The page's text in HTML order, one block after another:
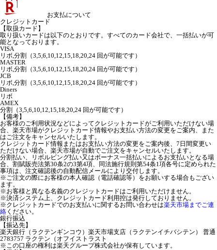
お支払について
クレジットカード
【取扱カード】
取り扱いカードは以下のとおりです。すべてのカード会社で、一括払いが可
能となっております。
VISA
リボ,分割（3,5,6,10,12,15,18,20,24 回が可能です）
MASTER
リボ,分割（3,5,6,10,12,15,18,20,24 回が可能です）
JCB
リボ,分割（3,5,6,10,12,15,18,20,24 回が可能です）
Diners
リボ
AMEX
分割（3,5,6,10,12,15,18,20,24 回が可能です）
【備考】
お客様のご利用状況などによってクレジットカードがご利用いただけない場
合、楽天市場がクレジットカード情報やお支払い方法の変更をご案内、また
はご注文をキャンセルいたします。
クレジットカード情報またはお支払い方法の変更をご案内後、7日間変更い
ただけない場合、楽天市場が自動でご注文をキャンセルいたします。
分割払い、リボルビング払い又はボーナス一括払いによるお支払いとなる場
合、割賦販売法第30条2の3第4項、同法施行規則第54条1項各号に定められた
事項は、注文確認後の自動配信メールにより交付します。
※ご注文の際にお客様の本人確認（電話確認等）をお願いする場合もござい
ます。
※お客様と異なる名義のクレジットカードはご利用いただけません。
※決済システム上、クレジットカード利用控は発行しておりません。
※クレジットカードでのお支払いに関するお問い合わせは楽天市場までご連
絡 ください。
銀行振込
【振込先】
楽天銀行（ラクテンギンコウ）楽天市場支店（ラクテンイチバシテン） 普通
2783757 ラクテン（オフイストラスト
※この口座の権利は楽天グループ株式会社が保有しています。